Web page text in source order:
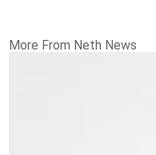
More From Neth News